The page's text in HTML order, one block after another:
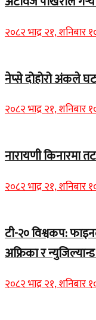
२०८२ भाद्र २१, शनिबार
नेप्से दोहोरो अंकले
२०८२ भाद्र २१, शनिबार
नारायणी किनारमा
२०८२ भाद्र २१, शनिबार
टी-२० विश्वकप:
अफ्रिका र
२०८२ भाद्र २१, शनिबार